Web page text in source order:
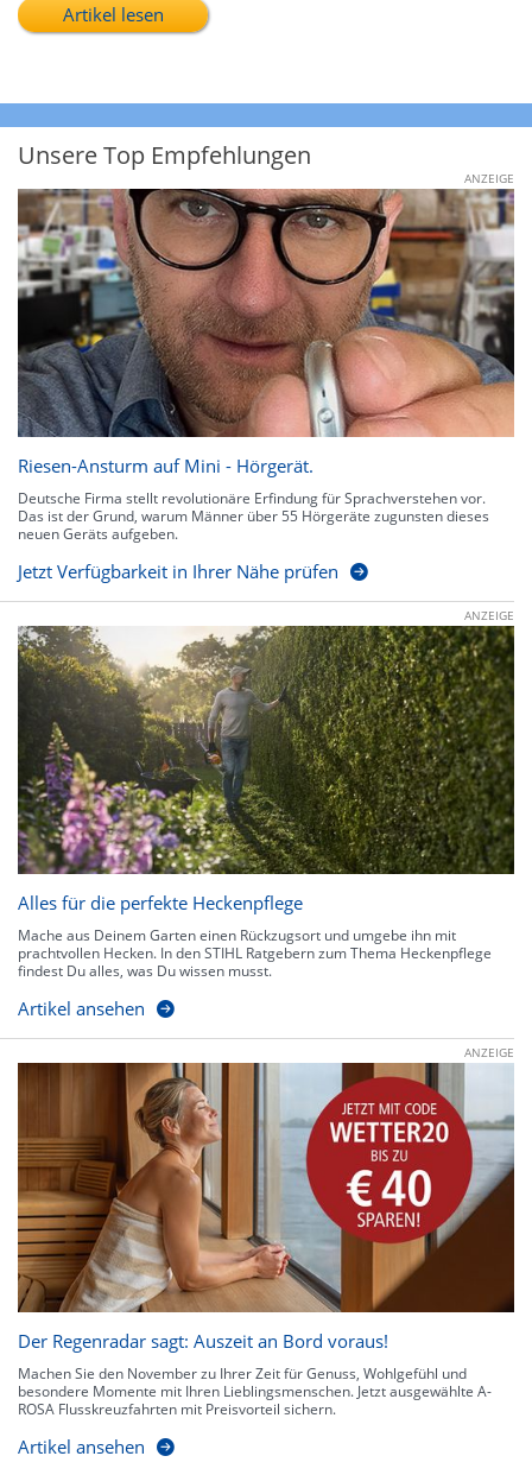
Artikel lesen
Unsere Top Empfehlungen
ANZEIGE
Riesen-Ansturm auf Mini - Hörgerät.
Deutsche Firma stellt revolutionäre Erfindung für Sprachverstehen vor.
Das ist der Grund, warum Männer über 55 Hörgeräte zugunsten dieses
neuen Geräts aufgeben.
Jetzt Verfügbarkeit in Ihrer Nähe prüfen
ANZEIGE
Alles für die perfekte Heckenpflege
Mache aus Deinem Garten einen Rückzugsort und umgebe ihn mit
prachtvollen Hecken. In den STIHL Ratgebern zum Thema Heckenpflege
findest Du alles, was Du wissen musst.
Artikel ansehen
ANZEIGE
Der Regenradar sagt: Auszeit an Bord voraus!
Machen Sie den November zu Ihrer Zeit für Genuss, Wohlgefühl und
besondere Momente mit Ihren Lieblingsmenschen. Jetzt ausgewählte A-
ROSA Flusskreuzfahrten mit Preisvorteil sichern.
Artikel ansehen